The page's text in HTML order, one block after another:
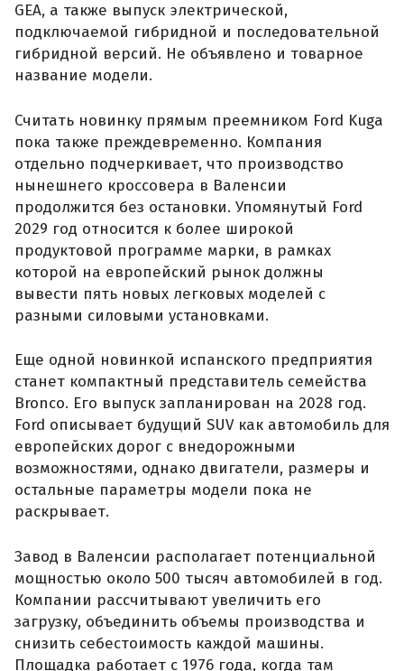
GEA, а также выпуск электрической,
подключаемой гибридной и последовательной
гибридной версий. Не объявлено и товарное
название модели.
Считать новинку прямым преемником Ford Kuga
пока также преждевременно. Компания
отдельно подчеркивает, что производство
нынешнего кроссовера в Валенсии
продолжится без остановки. Упомянутый Ford
2029 год относится к более широкой
продуктовой программе марки, в рамках
которой на европейский рынок должны
вывести пять новых легковых моделей с
разными силовыми установками.
Еще одной новинкой испанского предприятия
станет компактный представитель семейства
Bronco. Его выпуск запланирован на 2028 год.
Ford описывает будущий SUV как автомобиль для
европейских дорог с внедорожными
возможностями, однако двигатели, размеры и
остальные параметры модели пока не
раскрывает.
Завод в Валенсии располагает потенциальной
мощностью около 500 тысяч автомобилей в год.
Компании рассчитывают увеличить его
загрузку, объединить объемы производства и
снизить себестоимость каждой машины.
Площадка работает с 1976 года, когда там